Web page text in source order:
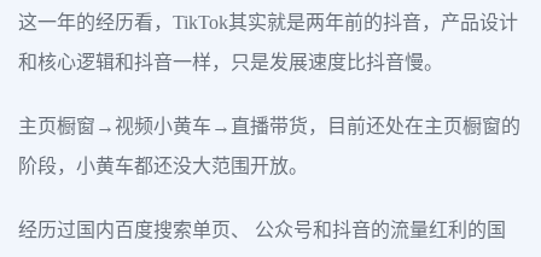
这一年的经历看，TikTok其实就是两年前的抖音，产品设计
和核心逻辑和抖音一样，只是发展速度比抖音慢。
主页橱窗→视频小黄车→直播带货，目前还处在主页橱窗的
阶段，小黄车都还没大范围开放。
经历过国内百度搜索单页、 公众号和抖音的流量红利的国